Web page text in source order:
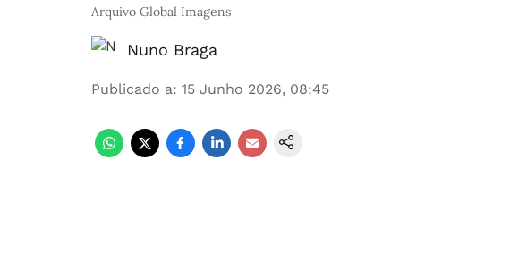
Arquivo Global Imagens
Nuno Braga
Publicado a: 15 Junho 2026, 08:45